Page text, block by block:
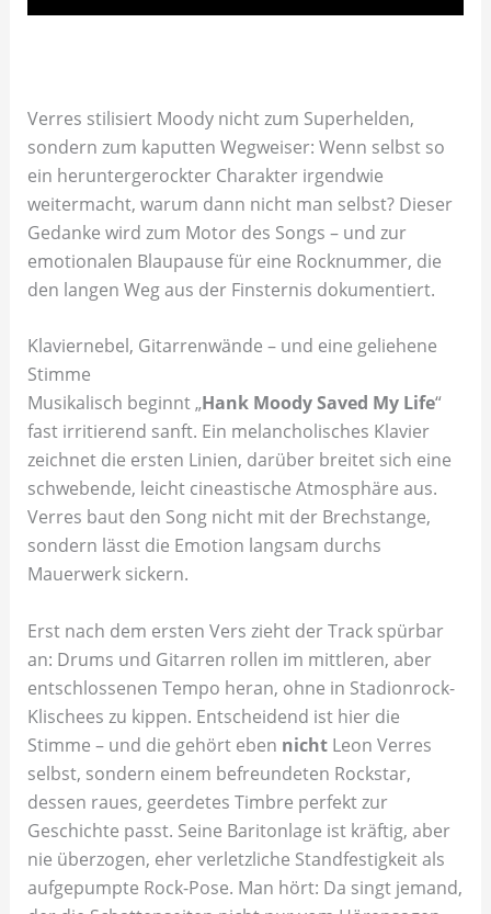
Verres stilisiert Moody nicht zum Superhelden,
sondern zum kaputten Wegweiser: Wenn selbst so
ein heruntergerockter Charakter irgendwie
weitermacht, warum dann nicht man selbst? Dieser
Gedanke wird zum Motor des Songs – und zur
emotionalen Blaupause für eine Rocknummer, die
den langen Weg aus der Finsternis dokumentiert.
Klaviernebel, Gitarrenwände – und eine geliehene
Stimme
Musikalisch beginnt „Hank Moody Saved My Life“
fast irritierend sanft. Ein melancholisches Klavier
zeichnet die ersten Linien, darüber breitet sich eine
schwebende, leicht cineastische Atmosphäre aus.
Verres baut den Song nicht mit der Brechstange,
sondern lässt die Emotion langsam durchs
Mauerwerk sickern.
Erst nach dem ersten Vers zieht der Track spürbar
an: Drums und Gitarren rollen im mittleren, aber
entschlossenen Tempo heran, ohne in Stadionrock-
Klischees zu kippen. Entscheidend ist hier die
Stimme – und die gehört eben nichtLeon Verres
selbst, sondern einem befreundeten Rockstar,
dessen raues, geerdetes Timbre perfekt zur
Geschichte passt. Seine Baritonlage ist kräftig, aber
nie überzogen, eher verletzliche Standfestigkeit als
aufgepumpte Rock-Pose. Man hört: Da singt jemand,